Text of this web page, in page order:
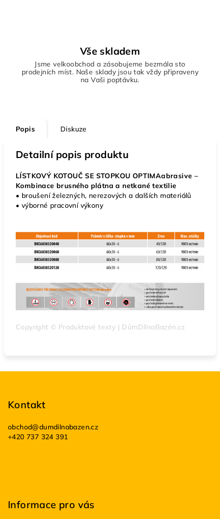
Vše skladem
Jsme velkoobchod a zásobujeme bezmála sto
prodejních míst. Naše sklady jsou tak vždy připraveny
na Vaši poptávku.
Popis Diskuze
Detailní popis produktu
LÍSTKOVÝ KOTOUČ SE STOPKOU OPTIMAabrasive –
Kombinace brusného plátna a netkané textilie
• broušení železných, nerezových a dalších materiálů
• výborné pracovní výkony
Copyright © Produktové texty | DůmDílnaBazén.cz
Kontakt
obchod@dumdilnabazen.cz
+420 737 324 391
Informace pro vás